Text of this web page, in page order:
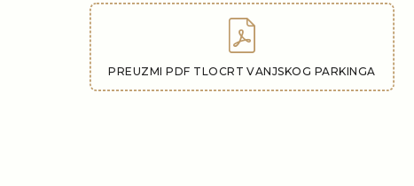
PREUZMI PDF TLOCRT VANJSKOG PARKINGA